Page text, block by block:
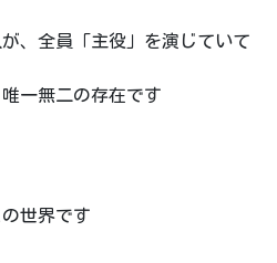
、全員「主役」を演じていて
一無二の存在です
世界です